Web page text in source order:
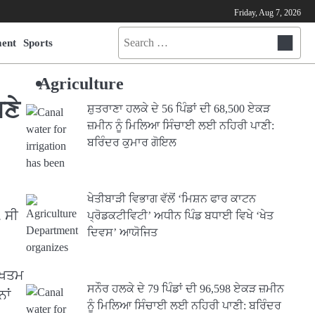
Friday, Aug 7, 2026
Sports
Search
Agriculture
ਸ਼ੁਤਰਾਣਾ ਹਲਕੇ ਦੇ 56 ਪਿੰਡਾਂ ਦੀ 68,500 ਏਕੜ
ਜ਼ਮੀਨ ਨੂੰ ਮਿਲਿਆ ਸਿੰਚਾਈ ਲਈ ਨਹਿਰੀ ਪਾਣੀ:
ਬਰਿੰਦਰ ਕੁਮਾਰ ਗੋਇਲ
ਖੇਤੀਬਾੜੀ ਵਿਭਾਗ ਵੱਲੋਂ ‘ਮਿਸ਼ਨ ਫਾਰ ਕਾਟਨ
ਪ੍ਰੋਡਕਟੀਵਿਟੀ’ ਅਧੀਨ ਪਿੰਡ ਬਧਾਈ ਵਿਖੇ ‘ਖੇਤ
ਦਿਵਸ’ ਆਯੋਜਿਤ
ਸਨੌਰ ਹਲਕੇ ਦੇ 79 ਪਿੰਡਾਂ ਦੀ 96,598 ਏਕੜ ਜ਼ਮੀਨ
ਨੂੰ ਮਿਲਿਆ ਸਿੰਚਾਈ ਲਈ ਨਹਿਰੀ ਪਾਣੀ: ਬਰਿੰਦਰ